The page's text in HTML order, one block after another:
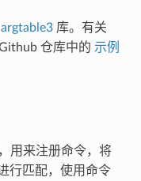
argtable3库。有关
仓库中的 示例
用来注册命令，将
行匹配，使用命令